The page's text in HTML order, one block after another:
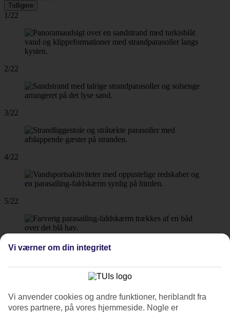
Tidligere
1/22
2/22
3/22
4/22
5/22
6/22
Vi værner om din integritet
Vi anvender cookies og andre funktioner, heriblandt fra
vores partnere, på vores hjemmeside. Nogle er